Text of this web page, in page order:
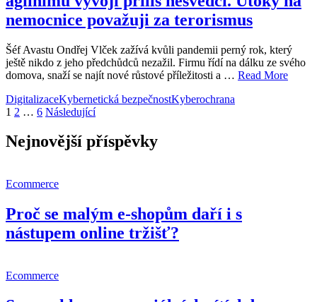
nemocnice považuji za terorismus
Šéf Avastu Ondřej Vlček zažívá kvůli pandemii perný rok, který
ještě nikdo z jeho předchůdců nezažil. Firmu řídí na dálku ze svého
domova, snaží se najít nové růstové příležitosti a … Read More
DigitalizaceKybernetická bezpečnostKyberochrana
Stránkování
příspěvků
1 2 … 6 Následující
Nejnovější příspěvky
Ecommerce
Proč se malým e-shopům daří i s
nástupem online tržišť?
Ecommerce